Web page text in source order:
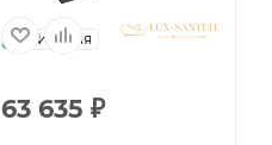
Италия
63 635 ₽